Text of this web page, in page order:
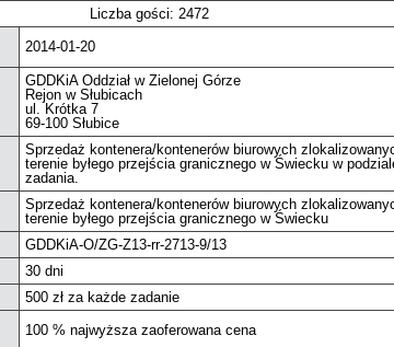
Liczba gości: 2472
2014-01-20
GDDKiA Oddział w Zielonej Górze
Rejon w Słubicach
ul. Krótka 7
69-100 Słubice
Sprzedaż kontenera/kontenerów biurowych
terenie byłego przejścia granicznego w Świecku w
zadania.
Sprzedaż kontenera/kontenerów biurowych
terenie byłego przejścia granicznego w Świecku
GDDKiA-O/ZG-Z13-rr-2713-9/13
30 dni
500 zł za każde zadanie
100 % najwyższa zaoferowana cena